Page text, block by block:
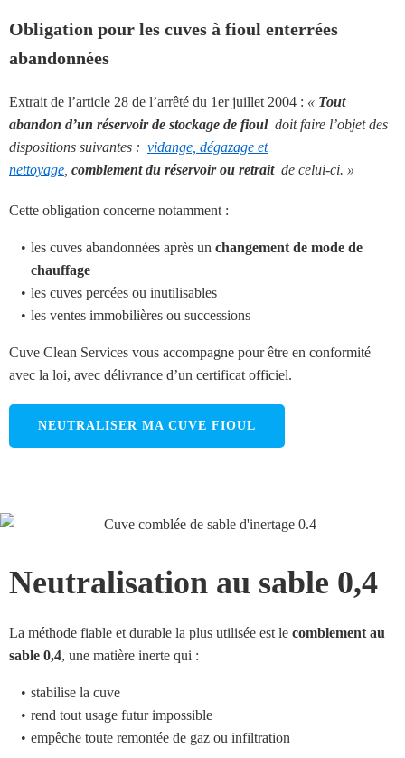
Obligation pour les cuves à fioul enterrées
abandonnées
Extrait de l’article 28 de l’arrêté du 1er juillet 2004 : « Tout
abandon d’un réservoir de stockage de fioul doit faire l’objet des
dispositions suivantes : vidange, dégazage et
nettoyage comblement du réservoir ou retrait de celui-ci. »
Cette obligation concerne notamment :
les cuves abandonnées après un changement de mode de
chauffage
les cuves percées ou inutilisables
les ventes immobilières ou successions
Cuve Clean Services vous accompagne pour être en conformité
avec la loi, avec délivrance d’un certificat officiel.
NEUTRALISER MA CUVE FIOUL
Neutralisation au sable 0,4
La méthode fiable et durable la plus utilisée est le comblement au
sable 0,4, une matière inerte qui :
stabilise la cuve
rend tout usage futur impossible
empêche toute remontée de gaz ou infiltration